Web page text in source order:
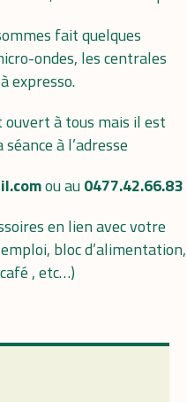
fait quelques
ondes, les centrales
expresso.
ouvert à tous mais il est
à l’adresse
ou au 0477.42.66.83
en lien avec votre
bloc d’alimentation,
, etc…)